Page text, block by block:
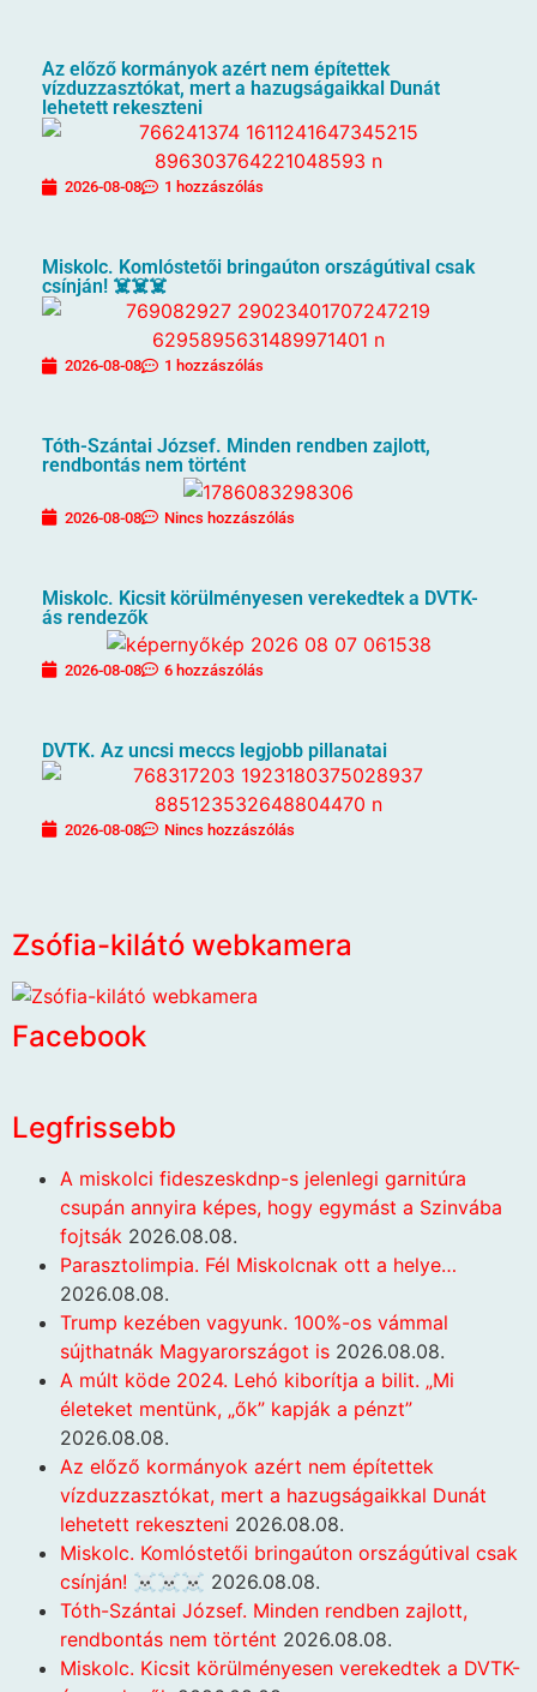
Az előző kormányok azért nem építettek
vízduzzasztókat, mert a hazugságaikkal Dunát
lehetett rekeszteni
2026-08-08 1 hozzászólás
Miskolc. Komlóstetői bringaúton országútival csak
csínján! ☠️☠️☠️
2026-08-08 1 hozzászólás
Tóth-Szántai József. Minden rendben zajlott,
rendbontás nem történt
2026-08-08 Nincs hozzászólás
Miskolc. Kicsit körülményesen verekedtek a DVTK-
ás rendezők
2026-08-08 6 hozzászólás
DVTK. Az uncsi meccs legjobb pillanatai
2026-08-08 Nincs hozzászólás
Zsófia-kilátó webkamera
Facebook
Legfrissebb
A miskolci fideszeskdnp-s jelenlegi garnitúra
csupán annyira képes, hogy egymást a Szinvába
fojtsák 2026.08.08.
Parasztolimpia. Fél Miskolcnak ott a helye…
2026.08.08.
Trump kezében vagyunk. 100%-os vámmal
sújthatnák Magyarországot is 2026.08.08.
A múlt köde 2024. Lehó kiborítja a bilit. „Mi
életeket mentünk, „ők” kapják a pénzt”
2026.08.08.
Az előző kormányok azért nem építettek
vízduzzasztókat, mert a hazugságaikkal Dunát
lehetett rekeszteni 2026.08.08.
Miskolc. Komlóstetői bringaúton országútival csak
csínján! ☠️☠️☠️ 2026.08.08.
Tóth-Szántai József. Minden rendben zajlott,
rendbontás nem történt 2026.08.08.
Miskolc. Kicsit körülményesen verekedtek a DVTK-